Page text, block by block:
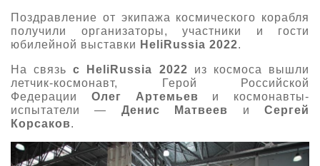
Поздравление от экипажа космического корабля
получили организаторы, участники и гости
юбилейной выставки HeliRussia 2022.
На связьс HeliRussia 2022 из космоса вышли
летчик-космонавт, Герой Российской
Федерации Олег Артемьев и космонавты-
испытатели — Денис Матвеев иСергей
Корсаков.